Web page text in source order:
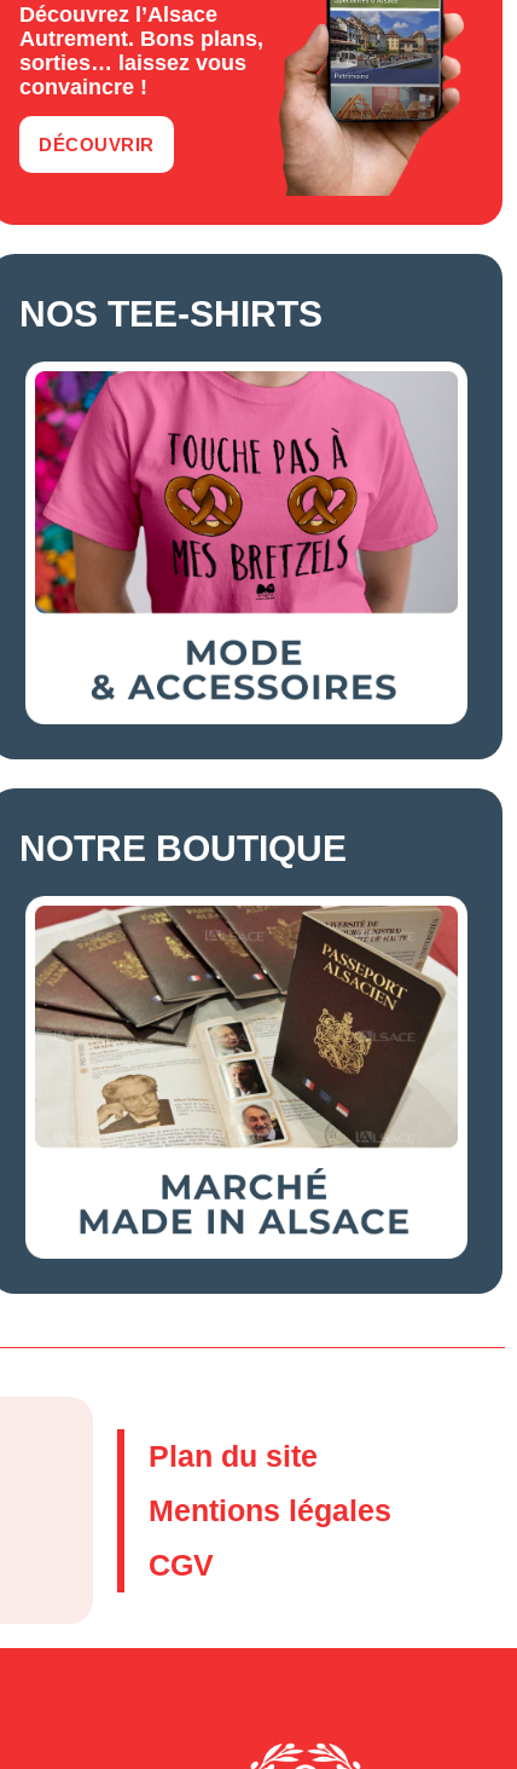
Découvrez l’Alsace
Autrement. Bons plans,
sorties… laissez vous
convaincre !
DÉCOUVRIR
NOS TEE-SHIRTS
NOTRE BOUTIQUE
Plan du site
Mentions légales
CGV